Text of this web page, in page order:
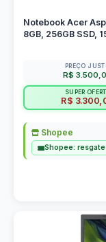
Notebook Acer
8GB, 256GB SSD,
PREÇO
R$
SUPER
R$
Shopee
Shopee: